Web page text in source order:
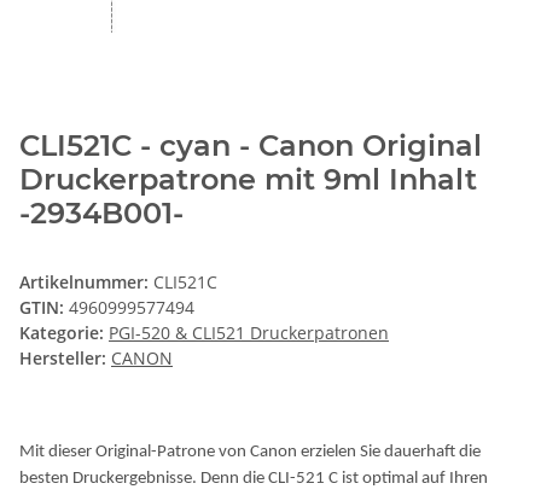
CLI521C - cyan - Canon Original
Druckerpatrone mit 9ml Inhalt
-2934B001-
Artikelnummer: CLI521C
GTIN: 4960999577494
Kategorie: PGI-520 & CLI521 Druckerpatronen
Hersteller: CANON
Mit dieser Original-Patrone von Canon erzielen Sie dauerhaft die
besten Druckergebnisse. Denn die CLI-521 C ist optimal auf Ihren